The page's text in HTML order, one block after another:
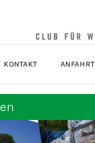
KONTAKT ANFAHRT